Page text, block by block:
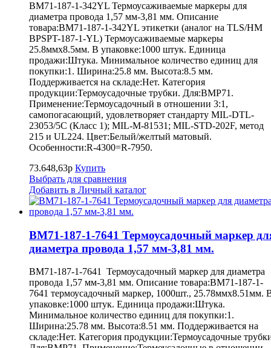
BM71-187-1-342YL Термоусаживаемые маркеры для
диаметра провода 1,57 мм-3,81 мм. Описание
товара:BM71-187-1-342YL этикетки (аналог на TLS/HM
BPSPT-187-1-YL) Термоусаживаемые маркеры
25.8ммх8.5мм. В упаковке:1000 штук. Единица
продажи:Штука. Минимальное количество единиц для
покупки:1. Ширина:25.8 мм. Высота:8.5 мм.
Поддерживается на складе:Нет. Категория
продукции:Термоусадочные трубки. Для:BMP71.
Применение:Термоусадочный в отношении 3:1,
самопогасающий, удовлетворяет стандарту MIL-DTL-
23053/5C (Класс 1); MIL-M-81531; MIL-STD-202F, метод
215 и UL224. Цвет:Белый/желтый матовый.
Особенности:R-4300=R-7950.
73.648,63р Купить
Выбрать для сравнения
Добавить в Личный каталог
BM71-187-1-7641 Термоусадочный маркер
диаметра провода 1,57 мм-3,81 мм.
BM71-187-1-7641 Термоусадочный маркер для диаметра
провода 1,57 мм-3,81 мм. Описание товара:BM71-187-1-
7641 термоусадочный маркер, 1000шт., 25.78ммх8.51мм.
упаковке:1000 штук. Единица продажи:Штука.
Минимальное количество единиц для покупки:1.
Ширина:25.78 мм. Высота:8.51 мм. Поддерживается на
складе:Нет. Категория продукции:Термоусадочные